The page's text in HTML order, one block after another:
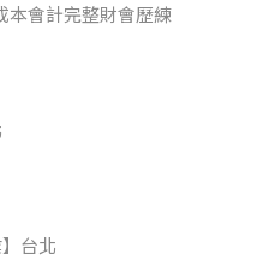
本會計完整財會歷練
台北